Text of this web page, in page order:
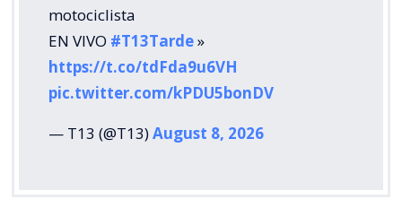
motociclista
EN VIVO #T13Tarde»
https://t.co/tdFda9u6VH
pic.twitter.com/kPDU5bonDV
— T13 (@T13)August 8, 2026